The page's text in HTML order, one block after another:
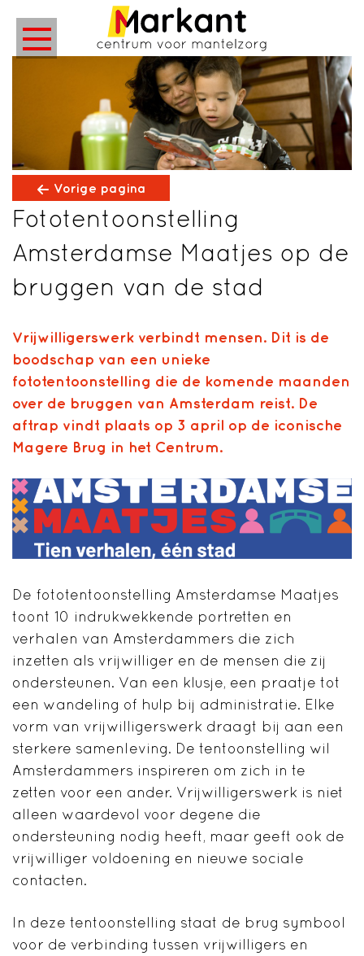
Vorige pagina
Fototentoonstelling
Amsterdamse Maatjes op de
bruggen van de stad
Vrijwilligerswerk verbindt mensen. Dit is de
boodschap van een unieke
fototentoonstelling die de komende maanden
over de bruggen van Amsterdam reist. De
aftrap vindt plaats op 3 april op de iconische
Magere Brug in het Centrum.
De fototentoonstelling Amsterdamse Maatjes
toont 10 indrukwekkende portretten en
verhalen van Amsterdammers die zich
inzetten als vrijwilliger en de mensen die zij
ondersteunen. Van een klusje, een praatje tot
een wandeling of hulp bij administratie. Elke
vorm van vrijwilligerswerk draagt bij aan een
sterkere samenleving. De tentoonstelling wil
Amsterdammers inspireren om zich in te
zetten voor een ander. Vrijwilligerswerk is niet
alleen waardevol voor degene die
ondersteuning nodig heeft, maar geeft ook de
vrijwilliger voldoening en nieuwe sociale
contacten.
In deze tentoonstelling staat de brug symbool
voor de verbinding tussen vrijwilligers en